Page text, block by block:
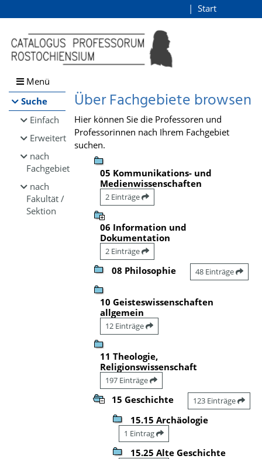
Browsen
direkt zum Inhalt
Start
Menü
Suche
Einfach
Erweitert
nach
Fachgebiet
nach
Fakultät /
Sektion
Über Fachgebiete browsen
Hier können Sie die Professoren und
Professorinnen nach Ihrem Fachgebiet
suchen.
05 Kommunikations- und
Medienwissenschaften
2 Einträge
06 Information und
Dokumentation
2 Einträge
08 Philosophie 48 Einträge
10 Geisteswissenschaften
allgemein
12 Einträge
11 Theologie,
Religionswissenschaft
197 Einträge
15 Geschichte 123 Einträge
15.15 Archäologie
1 Eintrag
15.25 Alte Geschichte